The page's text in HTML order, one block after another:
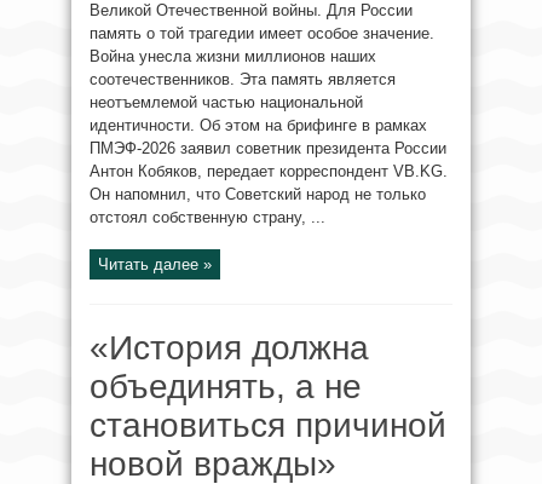
Великой Отечественной войны. Для России
память о той трагедии имеет особое значение.
Война унесла жизни миллионов наших
соотечественников. Эта память является
неотъемлемой частью национальной
идентичности. Об этом на брифинге в рамках
ПМЭФ-2026 заявил советник президента России
Антон Кобяков, передает корреспондент VB.KG.
Он напомнил, что Советский народ не только
отстоял собственную страну, ...
Читать далее »
«История должна
объединять, а не
становиться причиной
новой вражды»